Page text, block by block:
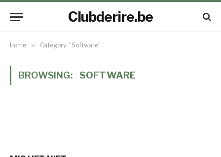
Clubderire.be
Home » Category: "Software"
BROWSING: SOFTWARE